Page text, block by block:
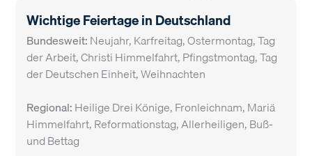
Wichtige Feiertage in Deutschland
Bundesweit:Neujahr, Karfreitag, Ostermontag, Tag
der Arbeit, Christi Himmelfahrt, Pfingstmontag, Tag
der Deutschen Einheit, Weihnachten
Regional:Heilige Drei Könige, Fronleichnam, Mariä
Himmelfahrt, Reformationstag, Allerheiligen, Buß-
und Bettag